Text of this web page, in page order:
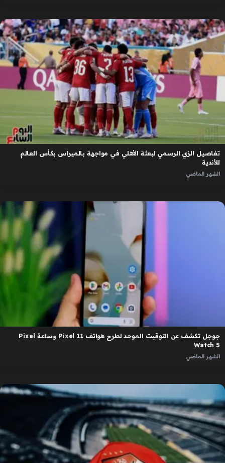
تفاصيل الزي الرسمي لبعثة الأهلي في مواجهة بالميراس بكأس العالم
للأندية
الشهر الماضي
جوجل تكشف عن التوقيت الموحد لطرح هواتف Pixel 11 وساعة Pixel
Watch 5
الشهر الماضي